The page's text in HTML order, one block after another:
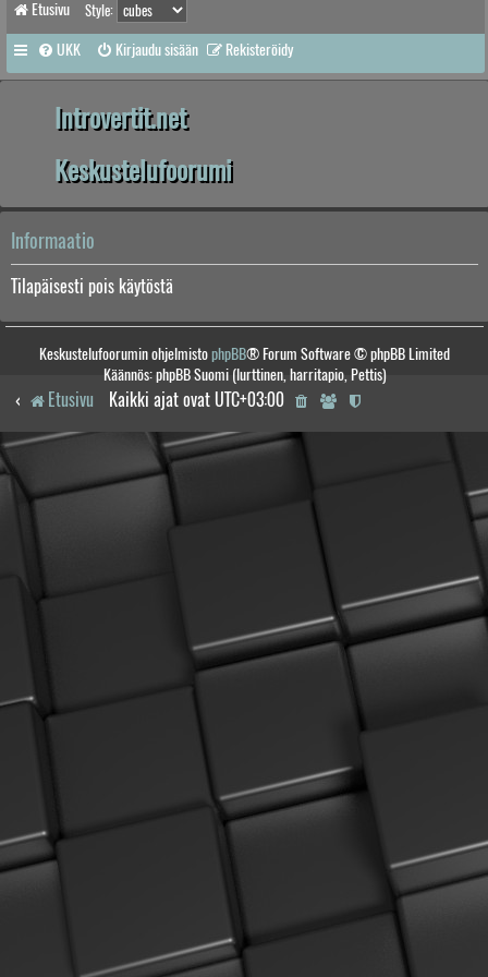
Etusivu Style:
UKK Kirjaudu sisään Rekisteröidy
Introvertit.net
Keskustelufoorumi
Informaatio
Tilapäisesti pois käytöstä
Keskustelufoorumin ohjelmistophpBB® Forum Software © phpBB Limited
Käännös: phpBB Suomi (lurttinen, harritapio, Pettis)
Etusivu Kaikki ajat ovat UTC+03:00